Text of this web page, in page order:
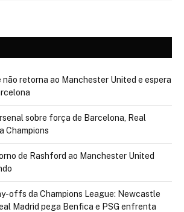
não retorna ao Manchester United e espera
sobre força de Barcelona, Real
Champions
de Rashford ao Manchester United
offs da Champions League: Newcastle
Madrid pega Benfica e PSG enfrenta